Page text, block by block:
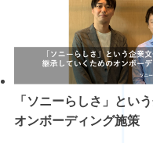
「ソニーらしさ」とい
オンボーディング施策